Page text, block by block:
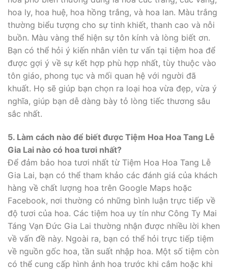
hoa ly, hoa huệ, hoa hồng trắng, và hoa lan. Màu trắng
thường biểu tượng cho sự tinh khiết, thanh cao và nỗi
buồn. Màu vàng thể hiện sự tôn kính và lòng biết ơn.
Bạn có thể hỏi ý kiến nhân viên tư vấn tại tiệm hoa để
được gợi ý về sự kết hợp phù hợp nhất, tùy thuộc vào
tôn giáo, phong tục và mối quan hệ với người đã
khuất. Họ sẽ giúp bạn chọn ra loại hoa vừa đẹp, vừa ý
nghĩa, giúp bạn dễ dàng bày tỏ lòng tiếc thương sâu
sắc nhất.
5. Làm cách nào để biết được Tiệm Hoa Hoa Tang Lễ
Gia Lai nào có hoa tươi nhất?
Để đảm bảo hoa tươi nhất từ Tiệm Hoa Hoa Tang Lễ
Gia Lai, bạn có thể tham khảo các đánh giá của khách
hàng về chất lượng hoa trên Google Maps hoặc
Facebook, nơi thường có những bình luận trực tiếp về
độ tươi của hoa. Các tiệm hoa uy tín như Công Ty Mai
Táng Vạn Đức Gia Lai thường nhận được nhiều lời khen
về vấn đề này. Ngoài ra, bạn có thể hỏi trực tiếp tiệm
về nguồn gốc hoa, tần suất nhập hoa. Một số tiệm còn
có thể cung cấp hình ảnh hoa trước khi cắm hoặc khi